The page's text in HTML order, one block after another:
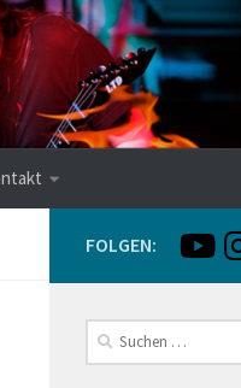
FOLGEN:
Suchen
nach: